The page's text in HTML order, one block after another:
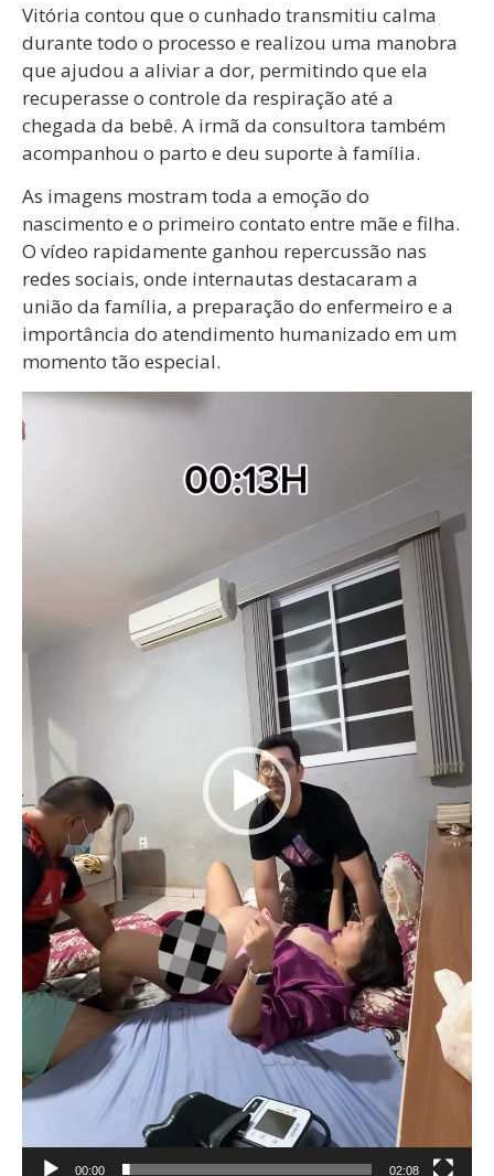
Vitória contou que o cunhado transmitiu calma
durante todo o processo e realizou uma manobra
que ajudou a aliviar a dor, permitindo que ela
recuperasse o controle da respiração até a
chegada da bebê. A irmã da consultora também
acompanhou o parto e deu suporte à família.
As imagens mostram toda a emoção do
nascimento e o primeiro contato entre mãe e filha.
O vídeo rapidamente ganhou repercussão nas
redes sociais, onde internautas destacaram a
união da família, a preparação do enfermeiro e a
importância do atendimento humanizado em um
momento tão especial.
Tocador
de
00:00 02:08